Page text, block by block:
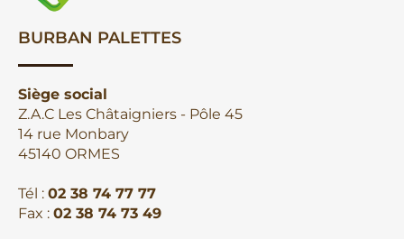
BURBAN PALETTES
Siège social
Z.A.C Les Châtaigniers - Pôle 45
14 rue Monbary
45140 ORMES
Tél : 02 38 74 77 77
Fax : 02 38 74 73 49